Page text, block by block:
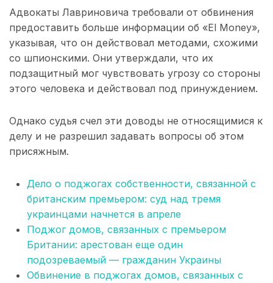
Адвокаты Лавриновича требовали от обвинения
предоставить больше информации об «El Money»,
указывая, что он действовал методами, схожими
со шпионскими. Они утверждали, что их
подзащитный мог чувствовать угрозу со стороны
этого человека и действовал под принуждением.
Однако судья счел эти доводы не относящимися к
делу и не разрешил задавать вопросы об этом
присяжным.
Дело о поджогах собственности, связанной с
британским премьером: суд над тремя
украинцами начнется в апреле
Поджог домов, связанных с премьером
Британии: арестован еще один
подозреваемый — гражданин Украины
Обвинение в поджогах домов, связанных с